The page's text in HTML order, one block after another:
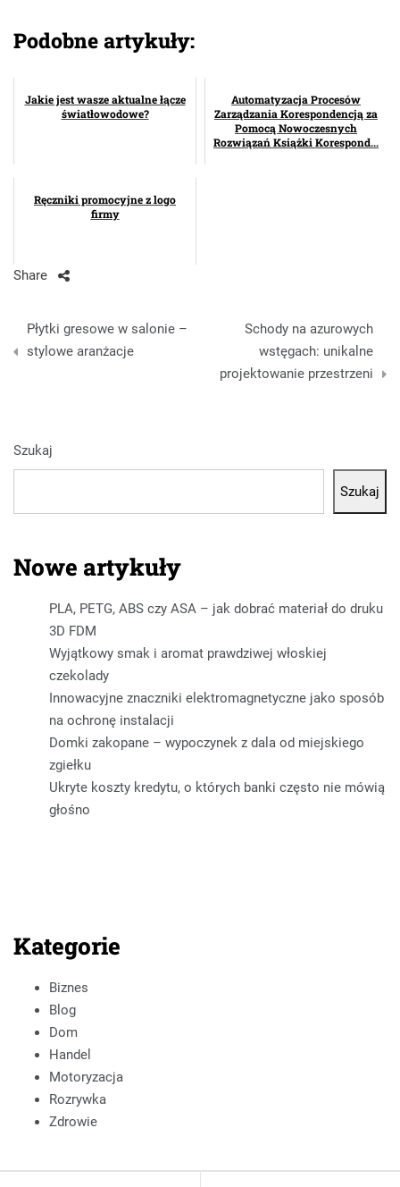
Podobne artykuły:
Jakie jest wasze aktualne łącze
światłowodowe?
Automatyzacja Procesów
Zarządzania Korespondencją za
Pomocą Nowoczesnych
Rozwiązań Książki Korespond...
Ręczniki promocyjne z logo
firmy
Share
Nawigacja
wpisu
Płytki gresowe w salonie –
stylowe aranżacje
Schody na azurowych
wstęgach: unikalne
projektowanie przestrzeni
Szukaj
Szukaj
Nowe artykuły
PLA, PETG, ABS czy ASA – jak dobrać materiał do druku
3D FDM
Wyjątkowy smak i aromat prawdziwej włoskiej
czekolady
Innowacyjne znaczniki elektromagnetyczne jako sposób
na ochronę instalacji
Domki zakopane – wypoczynek z dala od miejskiego
zgiełku
Ukryte koszty kredytu, o których banki często nie mówią
głośno
Kategorie
Biznes
Blog
Dom
Handel
Motoryzacja
Rozrywka
Zdrowie